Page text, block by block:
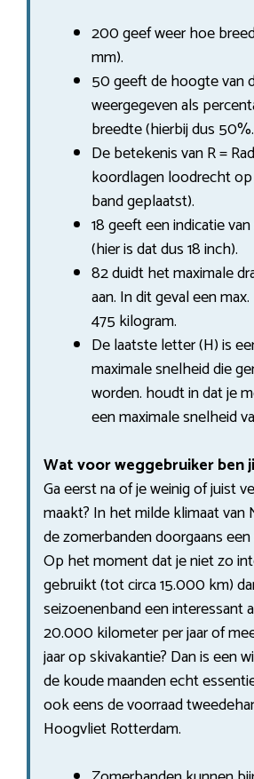
200 geef weer hoe
mm).
50 geeft de hoogte van
weergegeven als
breedte (hierbij dus 50%.
De betekenis van R =
koordlagen loodrecht
band geplaatst).
18 geeft een indicatie
(hier is dat dus 18 inch).
82 duidt het maximale
aan. In dit geval een
475 kilogram.
De laatste letter (H) is
maximale snelheid die
worden. houdt in dat je
een maximale snelheid
Wat voor weggebruiker ben
Ga eerst na of je weinig of juist
maakt? In het milde klimaat van
de zomerbanden doorgaans
Op het moment dat je niet zo
gebruikt (tot circa 15.000 km)
seizoenenband een interessant
20.000 kilometer per jaar of
jaar op skivakantie? Dan is een
de koude maanden echt
ook eens de voorraad
Hoogvliet Rotterdam.